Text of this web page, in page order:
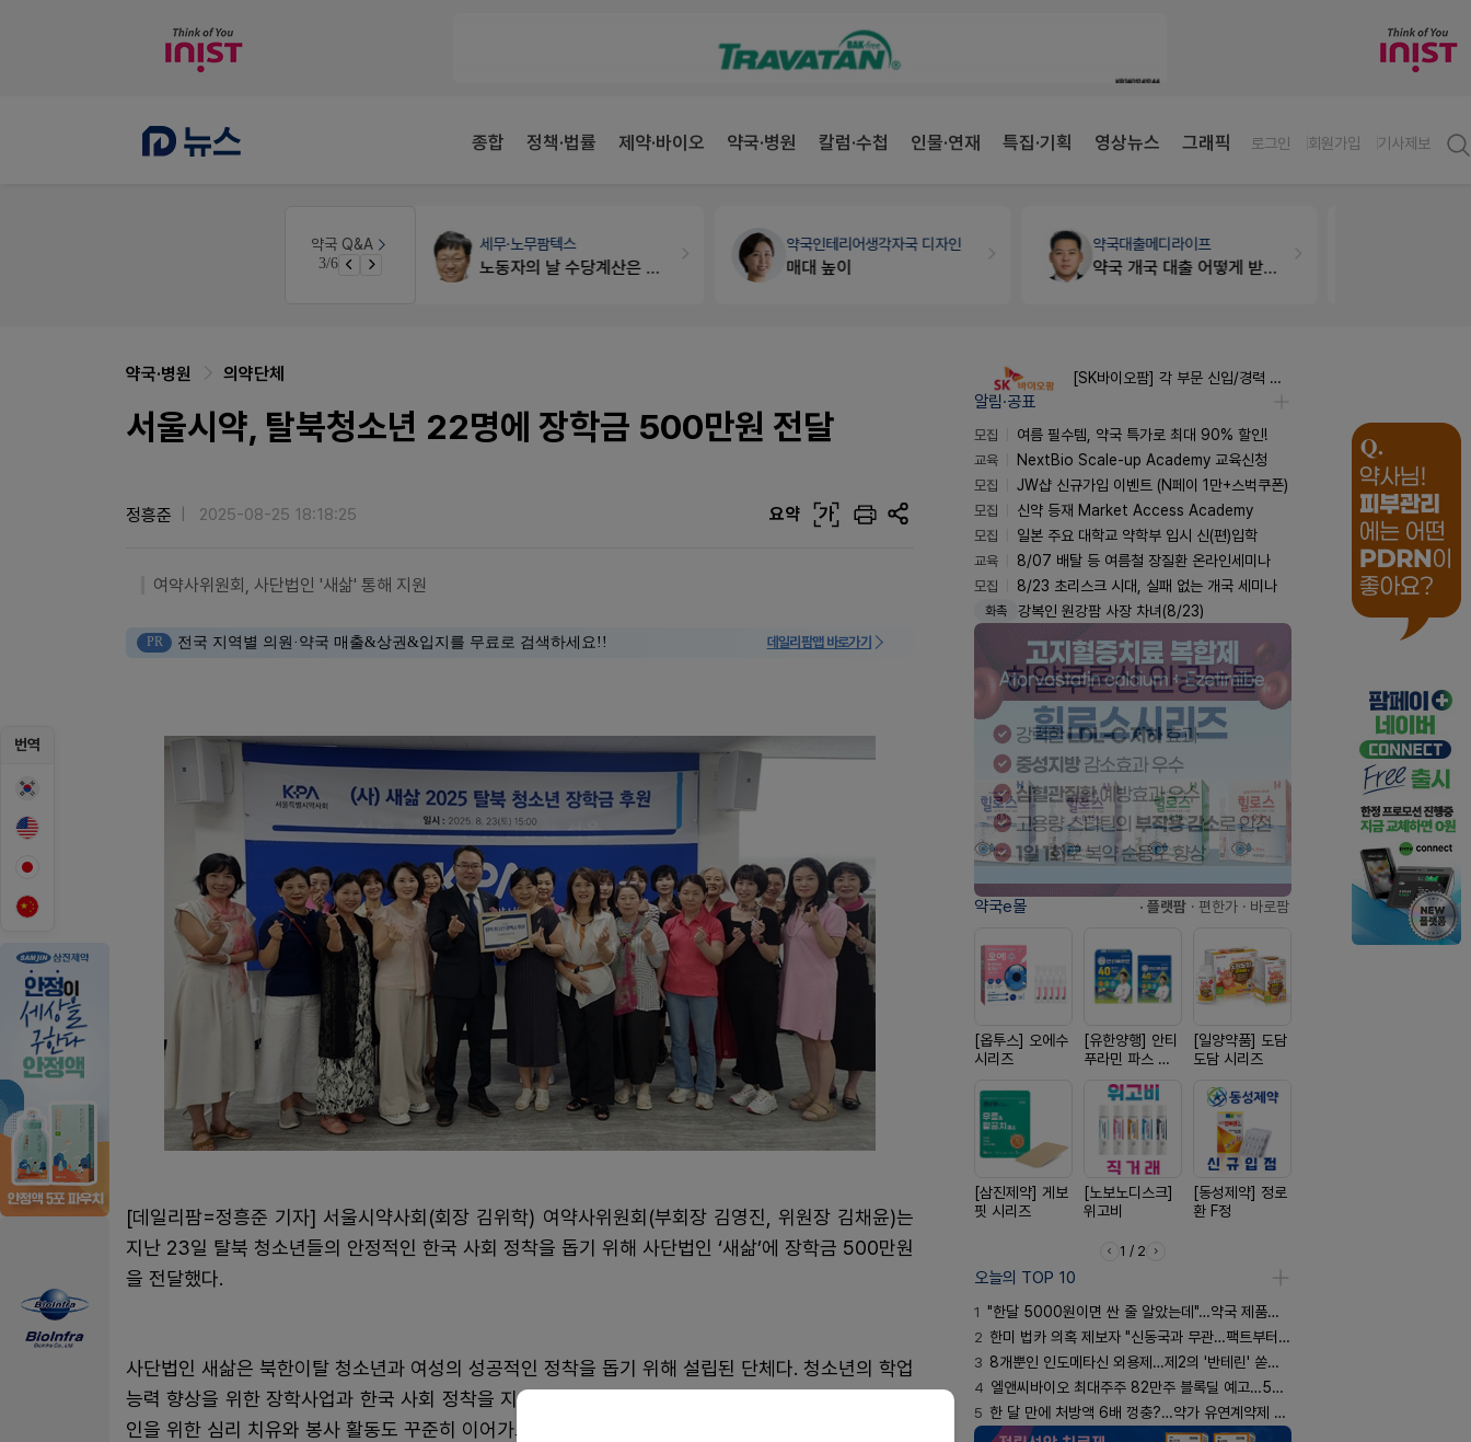
종합 정책·법률 제약·바이오 약국·병원 칼럼·수첩 인물·연재 특집·기획 영상뉴스 그래픽 로그인 회원가입 기사제보
약국 Q&A
3/6
세무·노무팜텍스
노동자의 날 수당계산은 어떻게 되나요
약국인테리어생각자국 디자인
매대 높이
약국대출메디라이프
약국 개국 대출 어떻게 받아야할지 어렵습니다
번역
약국·병원 의약단체
서울시약, 탈북청소년 22명에 장학금 500만원 전달
정흥준 2025-08-25 18:18:25 요약 가
여약사위원회, 사단법인 '새삶' 통해 지원
PR 전국 지역별 의원·약국 매출&상권&입지를 무료로 검색하세요!! 데일리팜맵 바로가기
[데일리팜=정흥준 기자] 서울시약사회(회장 김위학) 여약사위원회(부회장 김영진, 위원장 김채윤)는
지난 23일 탈북 청소년들의 안정적인 한국 사회 정착을 돕기 위해 사단법인 ‘새삶’에 장학금 500만원
을 전달했다.
사단법인 새삶은 북한이탈 청소년과 여성의 성공적인 정착을 돕기 위해 설립된 단체다. 청소년의 학업
능력 향상을 위한 장학사업과 한국 사회 정착을 지원하는 활동을 펼치고 있다. 또 북한이탈 여성과 노
인을 위한 심리 치유와 봉사 활동도 꾸준히 이어가고 있다.
[SK바이오팜] 각 부문 신입/경력 구성원 영입
알림·공표
모집
여름 필수템, 약국 특가로 최대 90% 할인!
교육
NextBio Scale-up Academy 교육신청
모집
JW샵 신규가입 이벤트 (N페이 1만+스벅쿠폰)
모집
신약 등재 Market Access Academy
모집
일본 주요 대학교 약학부 입시 신(편)입학
교육
8/07 배탈 등 여름철 장질환 온라인세미나
모집
8/23 초리스크 시대, 실패 없는 개국 세미나
화촉 강복인 원강팜 사장 차녀(8/23)
약국e몰 · 플랫팜 · 편한가 · 바로팜
[옵투스] 오에수
시리즈
[유한양행] 안티
푸라민 파스 시
[일양약품] 도담
도담 시리즈
[삼진제약] 게보
핏 시리즈
[노보노디스크]
위고비
[동성제약] 정로
환 F정
1 / 2
오늘의 TOP 10
1 "한달 5000원이면 싼 줄 알았는데"…약국 제품과 비교해보니
2 한미 법카 의혹 제보자 "신동국과 무관…팩트부터 따져야"
3 8개뿐인 인도메타신 외용제…제2의 '반테린' 쏟아지나
4 엘앤씨바이오 최대주주 82만주 블록딜 예고…500억 규모
5 한 달 만에 처방액 6배 껑충?…약가 유연계약제 착시효과